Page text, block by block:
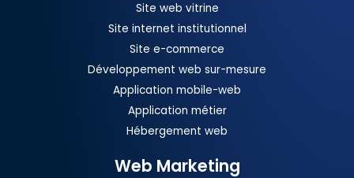
Site web vitrine
Site internet institutionnel
Site e-commerce
Développement web sur-mesure
Application mobile-web
Application métier
Hébergement web
Web Marketing